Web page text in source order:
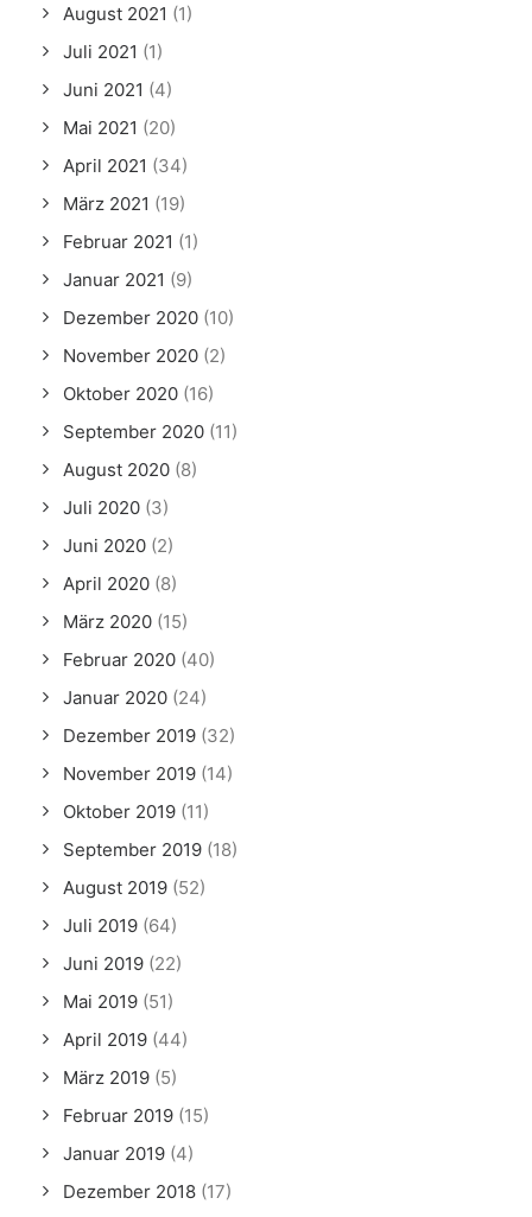
August 2021 (1)
Juli 2021 (1)
Juni 2021 (4)
Mai 2021 (20)
April 2021 (34)
März 2021 (19)
Februar 2021 (1)
Januar 2021 (9)
Dezember 2020 (10)
November 2020 (2)
Oktober 2020 (16)
September 2020 (11)
August 2020 (8)
Juli 2020 (3)
Juni 2020 (2)
April 2020 (8)
März 2020 (15)
Februar 2020 (40)
Januar 2020 (24)
Dezember 2019 (32)
November 2019 (14)
Oktober 2019 (11)
September 2019 (18)
August 2019 (52)
Juli 2019 (64)
Juni 2019 (22)
Mai 2019 (51)
April 2019 (44)
März 2019 (5)
Februar 2019 (15)
Januar 2019 (4)
Dezember 2018 (17)